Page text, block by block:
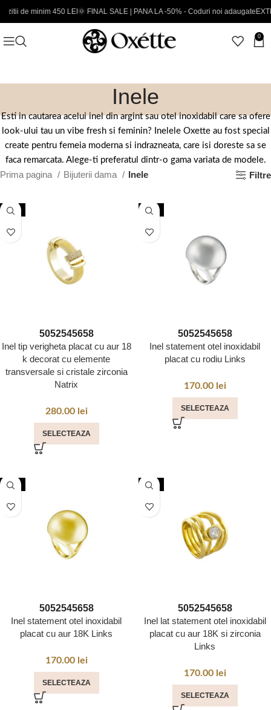
450 LEI🌞 FINAL SALE | PANA LA -50% - Coduri noi adaugateEXTRA 5% CARD
0
Inele
Esti in cautarea acelui inel din argint sau otel inoxidabil care sa ofere
look-ului tau un vibe fresh si feminin? Inelele Oxette au fost special
create pentru femeia moderna si indrazneata, care isi doreste sa se
faca remarcata. Alege-ti preferatul dintr-o gama variata de modele.
Prima pagina Bijuterii dama Inele Filtre
NOU
5052545658
Inel tip verigheta placat cu aur 18
k decorat cu elemente
transversale si cristale zirconia
Natrix
280.00 lei
SELECTEAZA
NOU
5052545658
Inel statement otel inoxidabil
placat cu rodiu Links
170.00 lei
SELECTEAZA
NOU
5052545658
Inel statement otel inoxidabil
placat cu aur 18K Links
170.00 lei
SELECTEAZA
NOU
5052545658
Inel lat statement otel inoxidabil
placat cu aur 18K si zirconia
Links
170.00 lei
SELECTEAZA